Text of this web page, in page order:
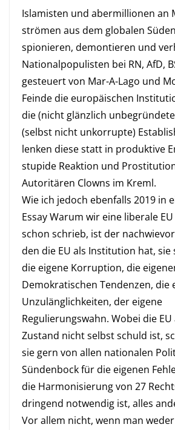
Islamisten und abermillionen an
strömen aus dem globalen
spionieren, demontieren und
Nationalpopulisten bei RN, AfD,
gesteuert von Mar-A-Lago und
Feinde die europäischen
die (nicht glänzlich
(selbst nicht unkorrupte)
lenken diese statt in produktive
stupide Reaktion und
Autoritären Clowns im Kreml.
Wie ich jedoch ebenfalls 2019 in
EssayWarum wir eine liberale
schon schrieb, ist der
den die EU als Institution hat, sie
die eigene Korruption, die
Demokratischen Tendenzen, die
Unzulänglichkeiten, der eigene
Regulierungswahn. Wobei die
Zustand nicht selbst schuld ist,
sie gern von allen nationalen
Sündenbock für die eigenen
die Harmonisierung von 27
dringend notwendig ist, alles
Vor allem nicht, wenn man